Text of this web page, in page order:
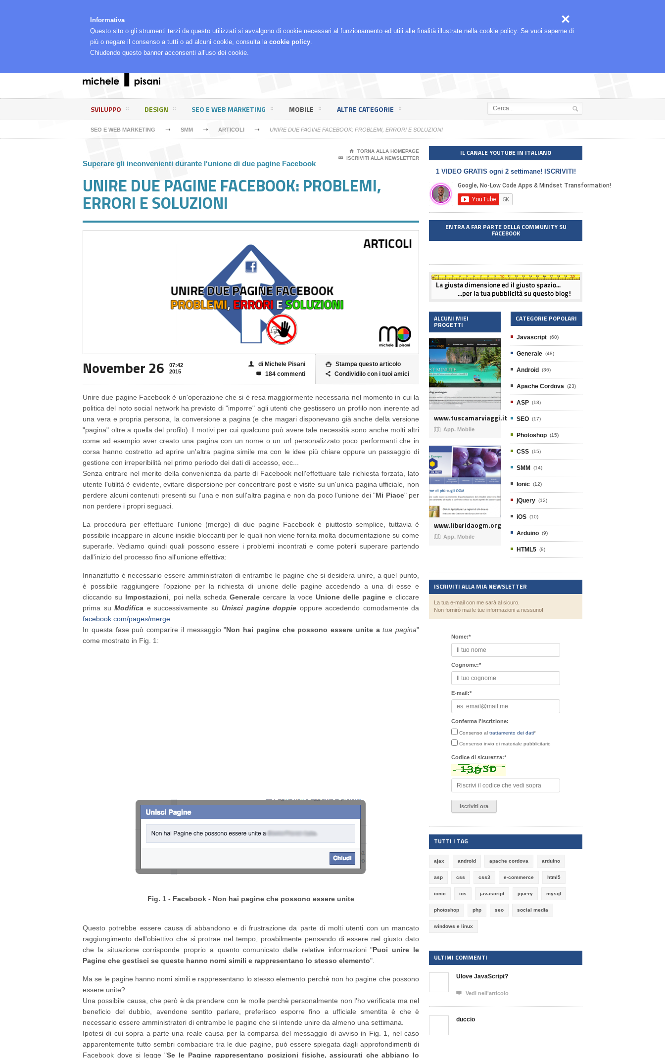
Informativa
Questo sito o gli strumenti terzi da questo utilizzati si avvalgono di cookie necessari al funzionamento ed utili alle finalità illustrate nella cookie policy. Se vuoi saperne di
più o negare il consenso a tutti o ad alcuni cookie, consulta la cookie policy.
Chiudendo questo banner acconsenti all'uso dei cookie.
SVILUPPO DESIGN SEO E WEB MARKETING MOBILE ALTRE CATEGORIE
SEO E WEB MARKETING ➝ SMM ➝ ARTICOLI ➝ UNIRE DUE PAGINE FACEBOOK: PROBLEMI, ERRORI E SOLUZIONI
⌂
TORNA ALLA HOMEPAGE
✉
ISCRIVITI ALLA NEWSLETTER
Superare gli inconvenienti durante l'unione di due pagine Facebook
UNIRE DUE PAGINE FACEBOOK: PROBLEMI,
ERRORI E SOLUZIONI
November 26
07:42
2015
 Stampa questo articolo
 Condividilo con i tuoi amici
👤 di Michele Pisani
 184 commenti
Unire due pagine Facebook è un'operazione che si è resa maggiormente necessaria nel momento in cui la
politica del noto social network ha previsto di "imporre" agli utenti che gestissero un profilo non inerente ad
una vera e propria persona, la conversione a pagina (e che magari disponevano già anche della versione
"pagina" oltre a quella del profilo). I motivi per cui qualcuno può avere tale necessità sono anche molti altri
come ad esempio aver creato una pagina con un nome o un url personalizzato poco performanti che in
corsa hanno costretto ad aprire un'altra pagina simile ma con le idee più chiare oppure un passaggio di
gestione con irreperibilità nel primo periodo dei dati di accesso, ecc...
Senza entrare nel merito della convenienza da parte di Facebook nell'effettuare tale richiesta forzata, lato
utente l'utilità è evidente, evitare dispersione per concentrare post e visite su un'unica pagina ufficiale, non
perdere alcuni contenuti presenti su l'una e non sull'altra pagina e non da poco l'unione dei "Mi Piace" per
non perdere i propri seguaci.
La procedura per effettuare l'unione (merge) di due pagine Facebook è piuttosto semplice, tuttavia è
possibile incappare in alcune insidie bloccanti per le quali non viene fornita molta documentazione su come
superarle. Vediamo quindi quali possono essere i problemi incontrati e come poterli superare partendo
dall'inizio del processo fino all'unione effettiva:
Innanzitutto è necessario essere amministratori di entrambe le pagine che si desidera unire, a quel punto,
è possibile raggiungere l'opzione per la richiesta di unione delle pagine accedendo a una di esse e
cliccando su Impostazioni, poi nella scheda Generale cercare la voce Unione delle pagine e cliccare
prima su Modifica e successivamente su Unisci pagine doppie oppure accedendo comodamente da
facebook.com/pages/merge.
In questa fase può comparire il messaggio "Non hai pagine che possono essere unite atua pagina"
come mostrato in Fig. 1:
Fig. 1 - Facebook - Non hai pagine che possono essere unite
Questo potrebbe essere causa di abbandono e di frustrazione da parte di molti utenti con un mancato
raggiungimento dell'obiettivo che si protrae nel tempo, proabilmente pensando di essere nel giusto dato
che la situazione corrisponde proprio a quanto comunicato dalle relative informazioni "Puoi unire le
Pagine che gestisci se queste hanno nomi simili e rappresentano lo stesso elemento".
Ma se le pagine hanno nomi simili e rappresentano lo stesso elemento perchè non ho pagine che possono
essere unite?
Una possibile causa, che però è da prendere con le molle perchè personalmente non l'ho verificata ma nel
beneficio del dubbio, avendone sentito parlare, preferisco esporre fino a ufficiale smentita è che è
necessario essere amministratori di entrambe le pagine che si intende unire da almeno una settimana.
Ipotesi di cui sopra a parte una reale causa per la comparsa del messaggio di avviso in Fig. 1, nel caso
apparentemente tutto sembri combaciare tra le due pagine, può essere spiegata dagli approfondimenti di
Facebook dove si legge "Se le Pagine rappresentano posizioni fisiche, assicurati che abbiano lo
IL CANALE YOUTUBE IN ITALIANO
1 VIDEO GRATIS ogni 2 settimane! ISCRIVITI!
ENTRA A FAR PARTE DELLA COMMUNITY SU
FACEBOOK
ALCUNI MIEI
PROGETTI
www.tuscamarviaggi.it
 App. Mobile
www.liberidaogm.org
 App. Mobile
CATEGORIE POPOLARI
Javascript (60)
Generale (48)
Android (36)
Apache Cordova (23)
ASP (18)
SEO (17)
Photoshop (15)
CSS (15)
SMM (14)
Ionic (12)
jQuery (12)
iOS (10)
Arduino (9)
HTML5 (8)
ISCRIVITI ALLA MIA NEWSLETTER
La tua e-mail con me sarà al sicuro.
Non fornirò mai le tue informazioni a nessuno!
Nome:*
Cognome:*
E-mail:*
Conferma l'iscrizione:
Consenso al trattamento dei dati*
Consenso invio di materiale pubblicitario
Codice di sicurezza:*
TUTTI I TAG
ajax android apache cordova arduino
asp css css3 e-commerce html5
ionic ios javascript jquery mysql
photoshop php seo social media
windows e linux
ULTIMI COMMENTI
Ulove JavaScript?
 Vedi nell'articolo
duccio